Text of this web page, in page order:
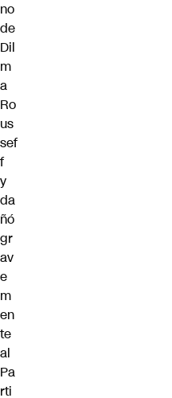
no
de
Dil
m
a
Ro
us
sef
f
y
da
ñó
gr
av
e
m
en
te
al
Pa
rti